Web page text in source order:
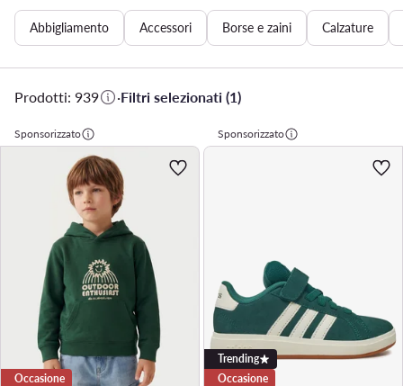
Abbigliamento Accessori Borse e zaini Calzature
Prodotti: 939 ·Filtri selezionati (1)
Sponsorizzato
Occasione
Sponsorizzato
Trending
Occasione